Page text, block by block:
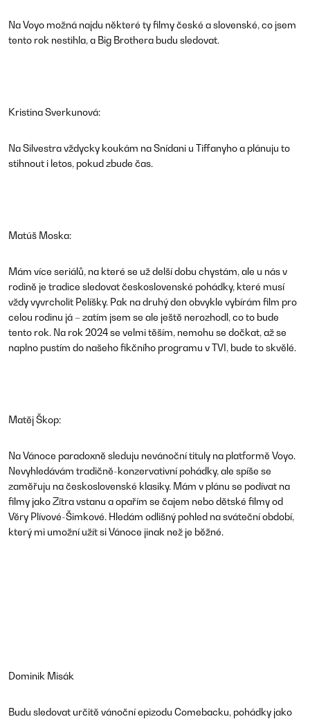
Na Voyo možná najdu některé ty filmy české a slovenské, co jsem
tento rok nestihla, a Big Brothera budu sledovat.
Kristina Sverkunová:
Na Silvestra vždycky koukám na Snídani u Tiffanyho a plánuju to
stihnout i letos, pokud zbude čas.
Matúš Moska:
Mám více seriálů, na které se už delší dobu chystám, ale u nás v
rodině je tradice sledovat československé pohádky, které musí
vždy vyvrcholit Pelíšky. Pak na druhý den obvykle vybírám film pro
celou rodinu já – zatím jsem se ale ještě nerozhodl, co to bude
tento rok. Na rok 2024 se velmi těším, nemohu se dočkat, až se
naplno pustím do našeho fikčního programu v TVI, bude to skvělé.
Matěj Škop:
Na Vánoce paradoxně sleduju nevánoční tituly na platformě Voyo.
Nevyhledávám tradičně-konzervativní pohádky, ale spíše se
zaměřuju na československé klasiky. Mám v plánu se podívat na
filmy jako Zítra vstanu a opařím se čajem nebo dětské filmy od
Věry Plívové-Šimkové. Hledám odlišný pohled na sváteční období,
který mi umožní užít si Vánoce jinak než je běžné.
Dominik Misák
Budu sledovat určitě vánoční epizodu Comebacku, pohádky jako